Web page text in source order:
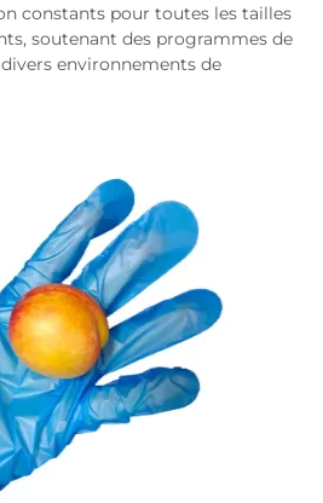
constants pour toutes les tailles
soutenant des programmes de
environnements de